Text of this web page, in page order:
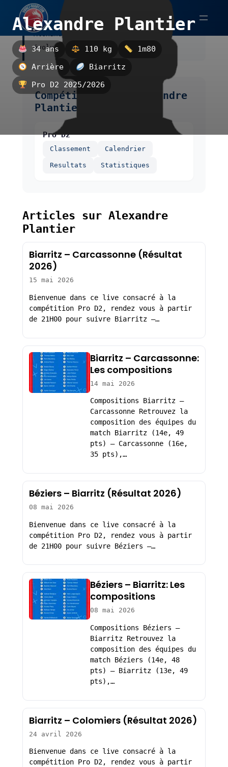
Aller
contenu
Alexandre Plantier
34 ans 110 kg
1m80
Arrière
Biarritz
Pro D2 2025/2026
Alexandre Plantier est un arrière,
évoluant à Biarritz.
Compétitions de Alexandre
Plantier
Pro D2
Classement Calendrier
Resultats Statistiques
Articles sur Alexandre
Plantier
Biarritz – Carcassonne (Résultat
2026)
15 mai 2026
Bienvenue dans ce live consacré à la
compétition Pro D2, rendez vous à partir
de 21H00 pour suivre Biarritz –…
Biarritz – Carcassonne:
Les compositions
14 mai 2026
Compositions Biarritz –
Carcassonne Retrouvez la
composition des équipes du
match Biarritz (14e, 49
pts) – Carcassonne (16e,
35 pts),…
Béziers – Biarritz (Résultat 2026)
08 mai 2026
Bienvenue dans ce live consacré à la
compétition Pro D2, rendez vous à partir
de 21H00 pour suivre Béziers –…
Béziers – Biarritz: Les
compositions
08 mai 2026
Compositions Béziers –
Biarritz Retrouvez la
composition des équipes du
match Béziers (14e, 48
pts) – Biarritz (13e, 49
pts),…
Biarritz – Colomiers (Résultat 2026)
24 avril 2026
Bienvenue dans ce live consacré à la
compétition Pro D2, rendez vous à partir